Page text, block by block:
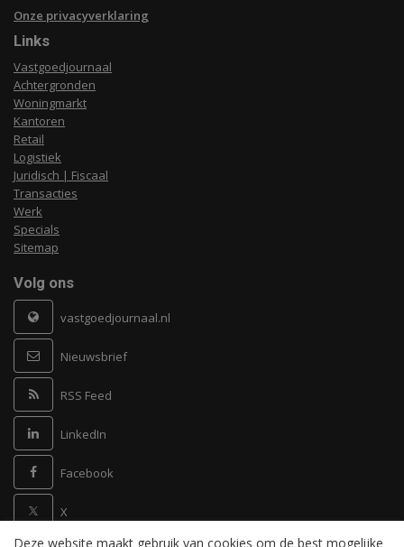
Onze privacyverklaring
Links
Vastgoedjournaal
Achtergronden
Woningmarkt
Kantoren
Retail
Logistiek
Juridisch | Fiscaal
Transacties
Werk
Specials
Sitemap
Volg ons
vastgoedjournaal.nl
Nieuwsbrief
RSS Feed
LinkedIn
Facebook
X
Deze website maakt gebruik van cookies om de best mogelijke